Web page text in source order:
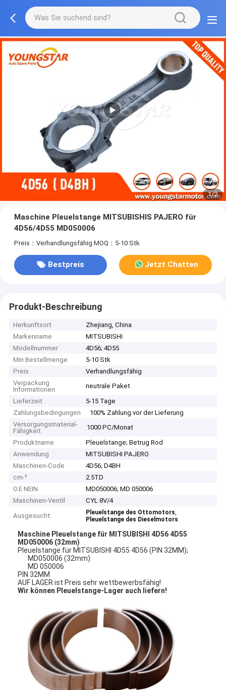
1/2
Maschine Pleuelstange MITSUBISHIS PAJERO für
4D56/4D55 MD050006
Preis：Verhandlungsfähig MOQ：5-10 Stk
Bestpreis Jetzt Chatten
Produkt-Beschreibung
Herkunftsort
Zhejiang, China
Markenname
MITSUBISHI
Modellnummer
4D56; 4D55
Min Bestellmenge
5-10 Stk
Preis
Verhandlungsfähig
Verpackung
Informationen
neutrale Paket
Lieferzeit
5-15 Tage
Zahlungsbedingungen
100% Zahlung vor der Lieferung
Versorgungsmaterial-
Fähigkeit
1000 PC/Monat
Produktname
Pleuelstange; Betrug Rod
Anwendung
MITSUBISHI PAJERO
Maschinen-Code
4D56; D4BH
cm-³
2.5TD
O.E NEIN.
MD050006; MD 050006
Maschinen-Ventil
CYL 8V/4
Ausgesucht:
Pleuelstange des Ottomotors,
Pleuelstange des Dieselmotors
Maschine Pleuelstange für MITSUBISHI 4D56 4D55
MD050006 (32mm)
Pleuelstange für MITSUBISHI 4D55 4D56 (PIN 32MM);
MD050006 (32mm)
MD 050006
PIN 32MM
AUF LAGER ist Preis sehr wettbewerbsfähig!
Wir können Pleuelstange-Lager auch liefern!